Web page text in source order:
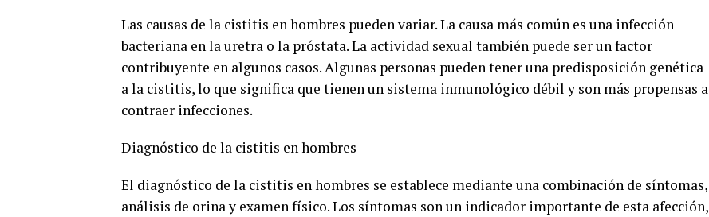
Las causas de la cistitis en hombres pueden variar. La causa más común es una infección
bacteriana en la uretra o la próstata. La actividad sexual también puede ser un factor
contribuyente en algunos casos. Algunas personas pueden tener una predisposición genética
a la cistitis, lo que significa que tienen un sistema inmunológico débil y son más propensas a
contraer infecciones.
Diagnóstico de la cistitis en hombres
El diagnóstico de la cistitis en hombres se establece mediante una combinación de síntomas,
análisis de orina y examen físico. Los síntomas son un indicador importante de esta afección,